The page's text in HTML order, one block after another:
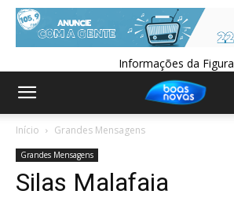
Informações da Figura
Início Grandes Mensagens
Grandes Mensagens
Silas Malafaia